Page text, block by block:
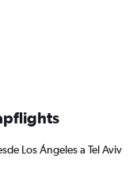
Los Ángeles a Tel Aviv